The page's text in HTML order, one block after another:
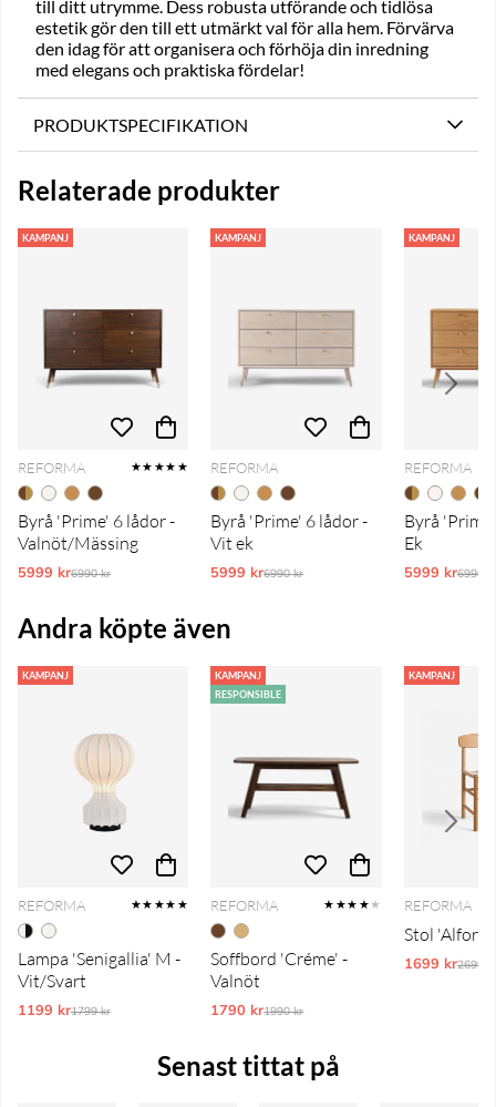
till ditt utrymme. Dess robusta utförande och tidlösa
estetik gör den till ett utmärkt val för alla hem. Förvärva
den idag för att organisera och förhöja din inredning
med elegans och praktiska fördelar!
PRODUKTSPECIFIKATION
Relaterade produkter
KAMPANJ
REFORMA ★★★★★
Byrå 'Prime' 6 lådor -
Valnöt/Mässing
5999 krOrdinarie pris:
6990 kr
KAMPANJ
REFORMA
Byrå 'Prime' 6 lådor -
Vit ek
5999 krOrdinarie pris:
6990 kr
KAMPANJ
REFORMA
Byrå
Ek
5999 kr6990 kr
Andra köpte även
KAMPANJ
REFORMA ★★★★★
Lampa 'Senigallia' M -
Vit/Svart
1199 krOrdinarie pris:
1799 kr
KAMPANJ
RESPONSIBLE
REFORMA ★★★★★
Soffbord 'Créme' -
Valnöt
1790 krOrdinarie pris:
1990 kr
KAMPANJ
REFORMA
Stol 'Alfors'
1699 kr2699 kr
Senast tittat på